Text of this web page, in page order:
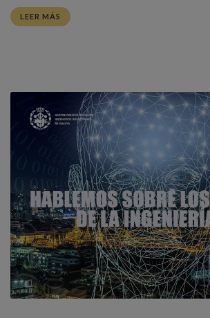
LEER MÁS